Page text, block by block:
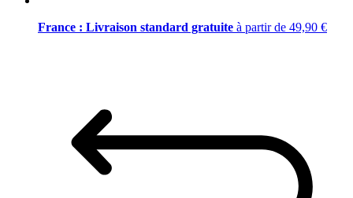
France : Livraison standard gratuite à partir de 49,90 €